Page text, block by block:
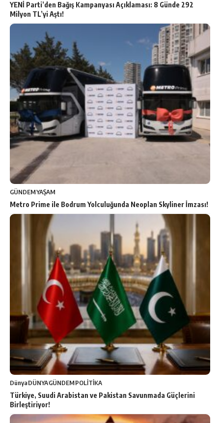
YENİ Parti’den Bağış Kampanyası Açıklaması: 8 Günde 292
Milyon TL’yi Aştı!
GÜNDEMYAŞAM
Metro Prime ile Bodrum Yolculuğunda Neoplan Skyliner İmzası!
DünyaDÜNYAGÜNDEMPOLİTİKA
Türkiye, Suudi Arabistan ve Pakistan Savunmada Güçlerini
Birleştiriyor!